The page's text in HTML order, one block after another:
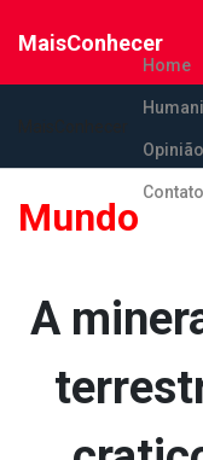
MaisConhecer
Home
Opinião
Contato
Mundo
A